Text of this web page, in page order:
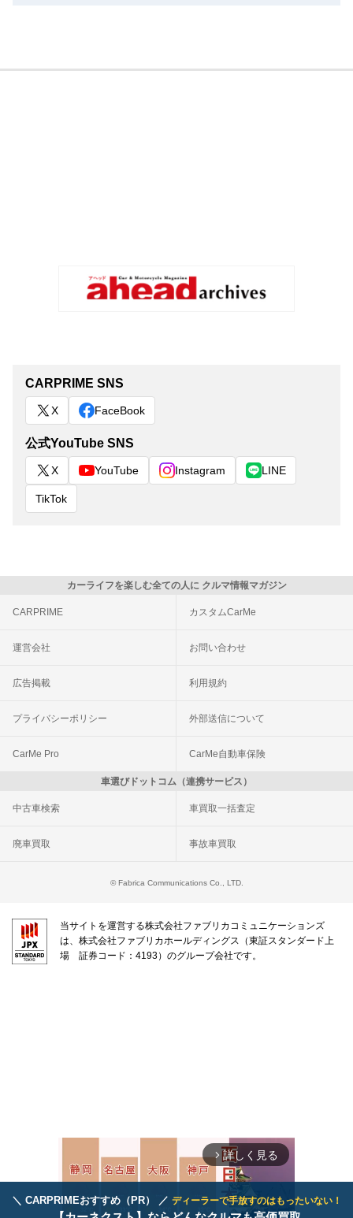
＼ CARPRIMEおすすめ（PR） ／ ディーラーで手放すのはもったいない！
CARPRIME SNS
X FaceBook
公式YouTube SNS
X YouTube Instagram LINE
TikTok
カーライフを楽しむ全ての人に クルマ情報マガジン
CARPRIME カスタムCarMe
運営会社 お問い合わせ
広告掲載 利用規約
プライバシーポリシー 外部送信について
CarMe Pro CarMe自動車保険
車選びドットコム（連携サービス）
中古車検索 車買取一括査定
廃車買取 事故車買取
© Fabrica Communications Co., LTD.
当サイトを運営する株式会社ファブリカコミュニケーションズ
は、株式会社ファブリカホールディングス（東証スタンダード上
場 証券コード：4193）のグループ会社です。
arrow_forward_ios 詳しく見る